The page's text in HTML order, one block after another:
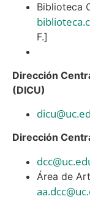
Biblioteca
F.]
Dirección
(DICU)
Dirección
Área de